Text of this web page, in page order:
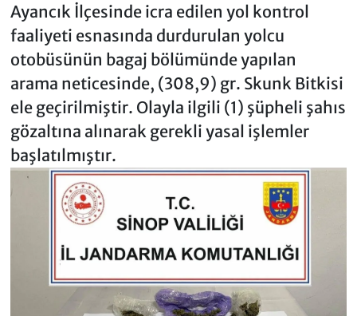
Ayancık İlçesinde icra edilen yol kontrol
faaliyeti esnasında durdurulan yolcu
otobüsünün bagaj bölümünde yapılan
arama neticesinde, (308,9) gr. Skunk Bitkisi
ele geçirilmiştir. Olayla ilgili (1) şüpheli şahıs
gözaltına alınarak gerekli yasal işlemler
başlatılmıştır.